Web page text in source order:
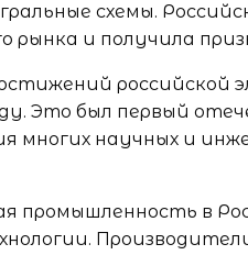
схемы.
рынка и получила
российской
Это был первый
многих научных и
промышленность в